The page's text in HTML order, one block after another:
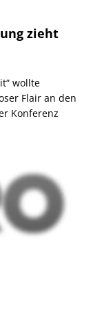
zieht
wollte
Flair an den
Konferenz